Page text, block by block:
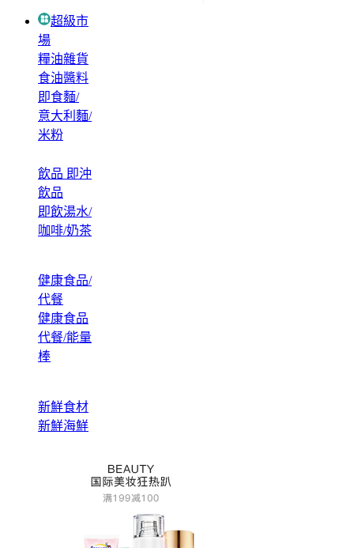
超級市
場
糧油雜貨
食油醬料
即食麵/
意大利麵/
米粉
飲品 即沖
飲品
即飲湯水/
咖啡/奶茶
健康食品/
代餐
健康食品
代餐/能量
棒
新鮮食材
新鮮海鮮